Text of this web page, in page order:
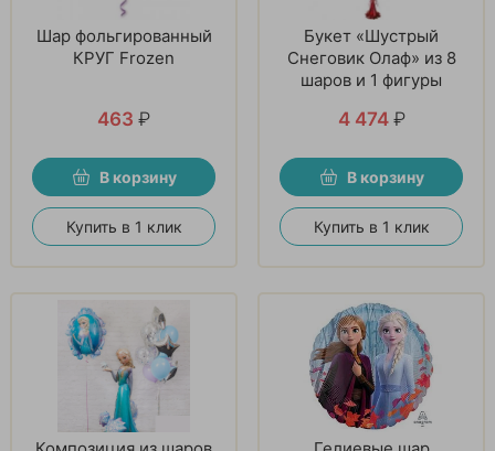
Шар фольгированный
КРУГ Frozen
463 ₽
В корзину
Купить в 1 клик
Букет «Шустрый
Снеговик Олаф» из 8
шаров и 1 фигуры
4 474 ₽
В корзину
Купить в 1 клик